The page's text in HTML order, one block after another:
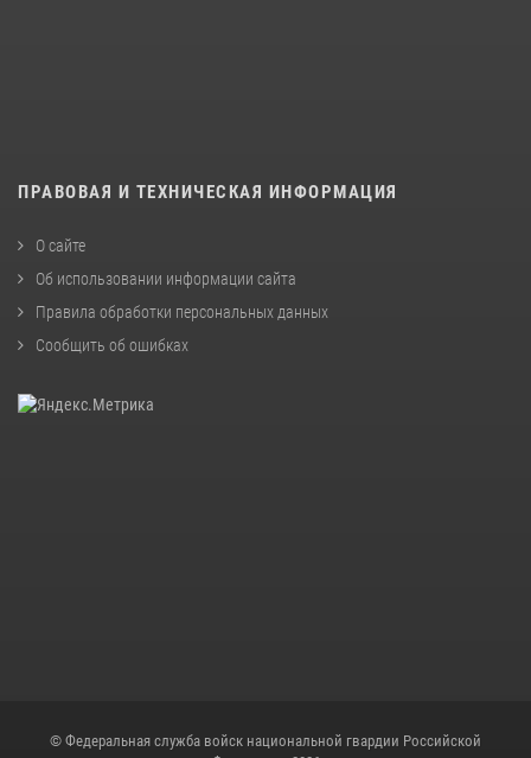
ПРАВОВАЯ И ТЕХНИЧЕСКАЯ ИНФОРМАЦИЯ
О сайте
Об использовании информации сайта
Правила обработки персональных данных
Сообщить об ошибках
© Федеральная служба войск национальной гвардии Российской